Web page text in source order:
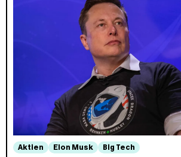
Aktien Elon Musk Big Tech